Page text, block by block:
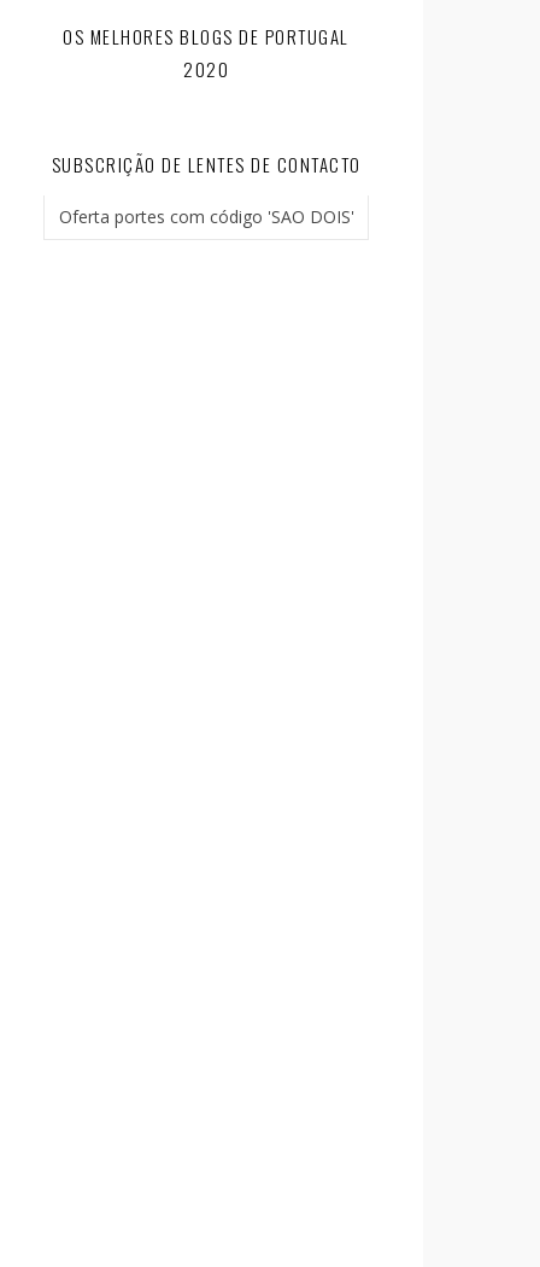
OS MELHORES BLOGS DE PORTUGAL
2020
SUBSCRIÇÃO DE LENTES DE CONTACTO
Oferta portes com código 'SAO DOIS'